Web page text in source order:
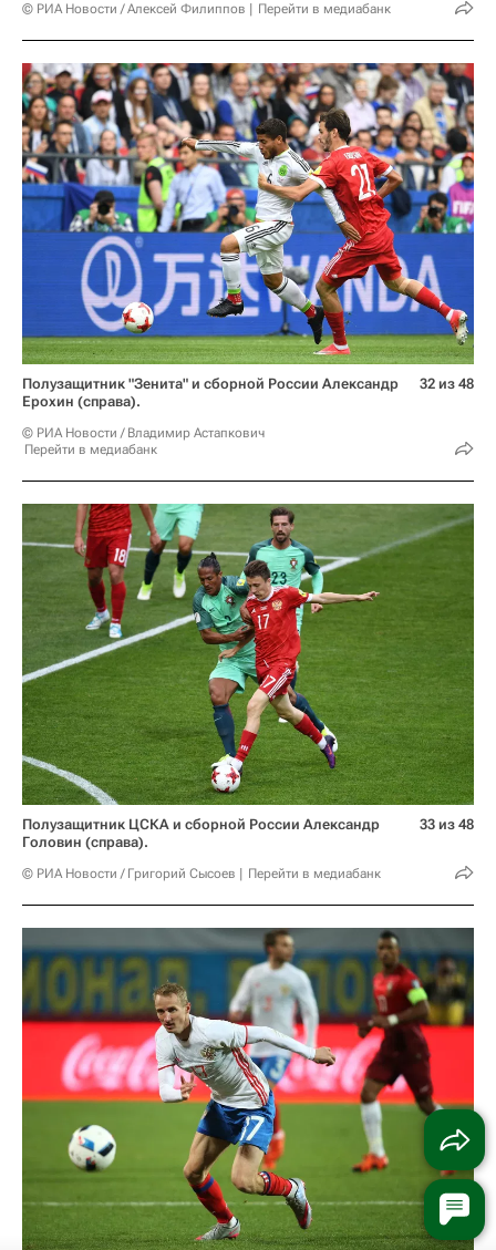
© РИА Новости / Алексей Филиппов Перейти в медиабанк
Полузащитник "Зенита" и сборной России Александр
Ерохин (справа).
© РИА Новости / Владимир Астапкович
Перейти в медиабанк
32 из 48
Полузащитник ЦСКА и сборной России Александр
Головин (справа).
© РИА Новости / Григорий Сысоев Перейти в медиабанк
33 из 48